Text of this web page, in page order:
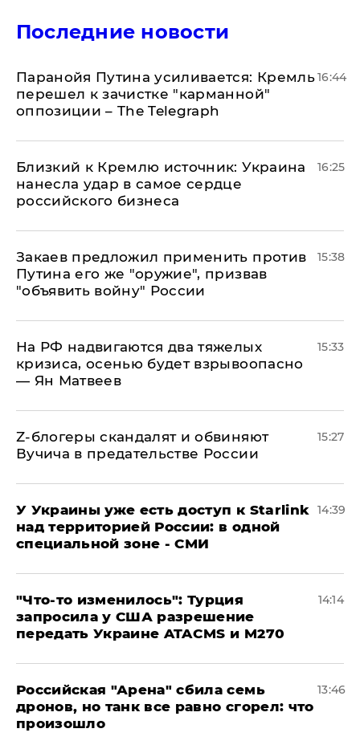
Последние новости
Паранойя Путина усиливается: Кремль
перешел к зачистке "карманной"
оппозиции – The Telegraph
16:44
Близкий к Кремлю источник: Украина
нанесла удар в самое сердце
российского бизнеса
16:25
Закаев предложил применить против
Путина его же "оружие", призвав
"объявить войну" России
15:38
На РФ надвигаются два тяжелых
кризиса, осенью будет взрывоопасно
— Ян Матвеев
15:33
Z-блогеры скандалят и обвиняют
Вучича в предательстве России
15:27
У Украины уже есть доступ к Starlink
над территорией России: в одной
специальной зоне - СМИ
14:39
​"Что-то изменилось": Турция
запросила у США разрешение
передать Украине ATACMS и M270
14:14
​Российская "Арена" сбила семь
дронов, но танк все равно сгорел: что
произошло
13:46